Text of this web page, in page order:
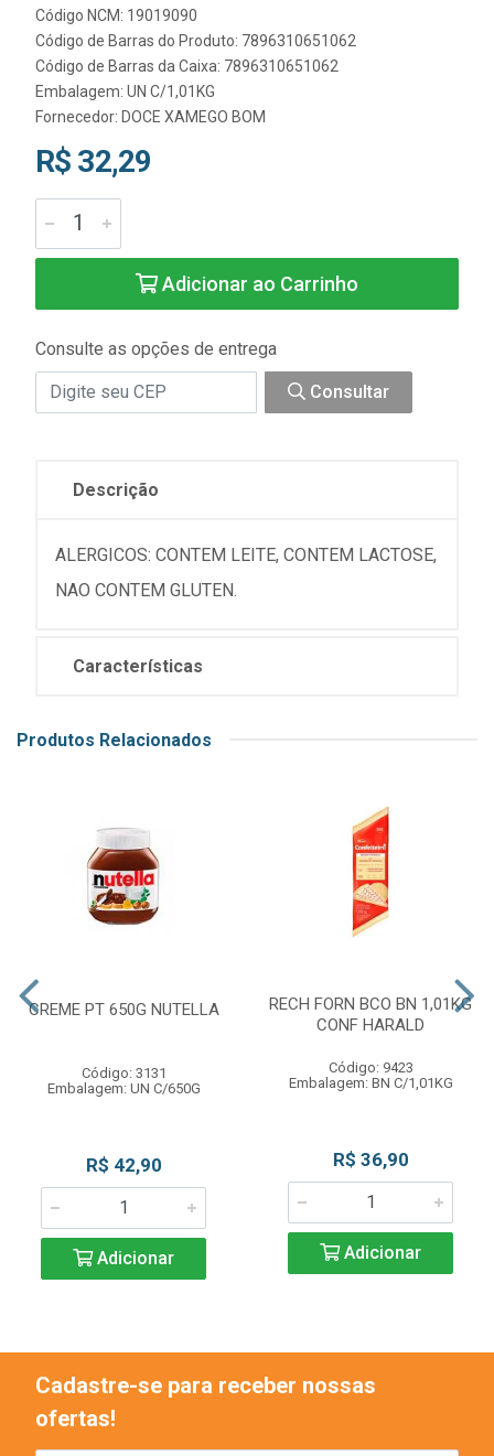
Código NCM: 19019090
Código de Barras do Produto: 7896310651062
Código de Barras da Caixa: 7896310651062
Embalagem: UN C/1,01KG
Fornecedor: DOCE XAMEGO BOM
R$ 32,29
Adicionar ao Carrinho
Consulte as opções de entrega
Consultar
Descrição
ALERGICOS: CONTEM LEITE, CONTEM LACTOSE,
NAO CONTEM GLUTEN.
Características
Produtos Relacionados
CREME PT 650G NUTELLA
Código: 3131
Embalagem: UN C/650G
R$ 42,90
Adicionar
RECH FORN BCO BN 1,01KG
CONF HARALD
Código: 9423
Embalagem: BN C/1,01KG
R$ 36,90
Adicionar
Cadastre-se para receber nossas
ofertas!